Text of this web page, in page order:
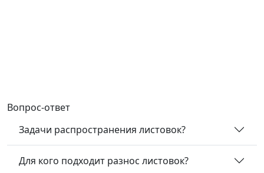
Вопрос-ответ
Задачи распространения листовок?
Для кого подходит разнос листовок?